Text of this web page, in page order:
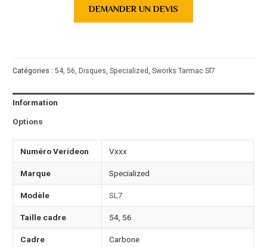
DEMANDER UN DEVIS
Catégories :54,56 ,Disques ,Specialized ,Sworks Tarmac Sl7
Information
Options
Numéro Verideon Vxxx
Marque Specialized
Modèle SL7
Taille cadre 54, 56
Cadre Carbone